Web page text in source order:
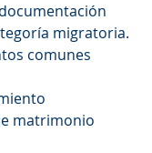
migratoria.
comunes
matrimonio